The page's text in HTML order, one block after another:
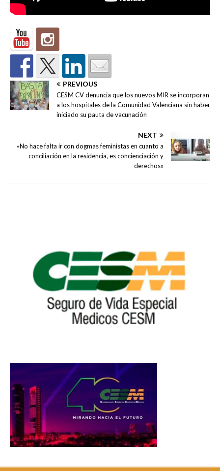
PREVIOUS
CESM CV denuncia que los nuevos MIR se incorporan
a los hospitales de la Comunidad Valenciana sin haber
iniciado su pauta de vacunación
NEXT
«No hace falta ir con dogmas feministas en cuanto a
conciliación en la residencia, es concienciación y
derechos»